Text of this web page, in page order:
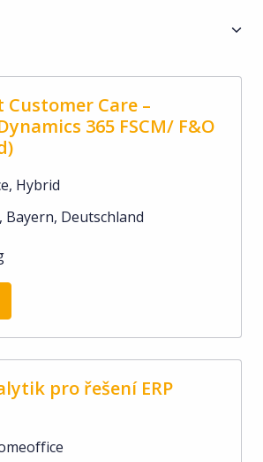
Care –
365 FSCM/ F&O
Hybrid
, Bayern, Deutschland
pro řešení ERP